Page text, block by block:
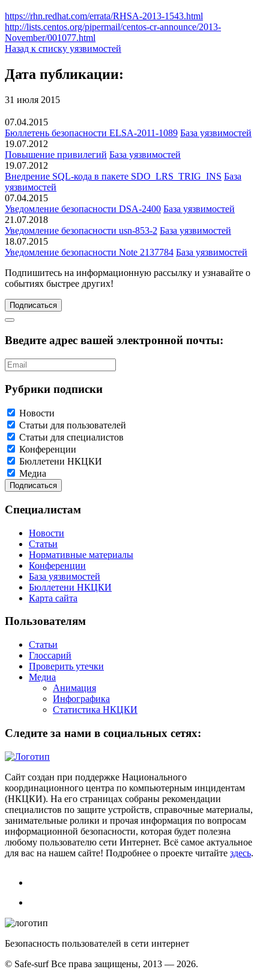
https://rhn.redhat.com/errata/RHSA-2013-1543.html
http://lists.centos.org/pipermail/centos-cr-announce/2013-
November/001077.html
Назад к списку уязвимостей
Дата публикации:
31 июля 2015
07.04.2015
Бюллетень безопасности ELSA-2011-1089 База уязвимостей
19.07.2012
Повышение привилегий База уязвимостей
19.07.2012
Внедрение SQL-кода в пакете SDO_LRS_TRIG_INS База
уязвимостей
07.04.2015
Уведомление безопасности DSA-2400 База уязвимостей
21.07.2018
Уведомление безопасности usn-853-2 База уязвимостей
18.07.2015
Уведомление безопасности Note 2137784 База уязвимостей
Подпишитесь на информационную рассылку и узнавайте о
событиях быстрее других!
Подписаться
Введите адрес вашей электронной почты:
Рубрики подписки
Новости
Статьи для пользователей
Статьи для специалистов
Конференции
Бюллетени НКЦКИ
Медиа
Специалистам
Новости
Статьи
Нормативные материалы
Конференции
База уязвимостей
Бюллетени НКЦКИ
Карта сайта
Пользователям
Статьи
Глоссарий
Проверить утечки
Медиа
Анимация
Инфографика
Статистика НКЦКИ
Следите за нами в социальных сетях:
Сайт создан при поддержке Национального
координационного центра по компьютерным инцидентам
(НКЦКИ). На его страницах собраны рекомендации
специалистов по защите устройств, справочные материалы,
занимательные ролики и прочая информация по вопросам
информационной безопасности, которая будет полезна
любому пользователю сети Интернет. Всё самое актуальное
для вас на нашем сайте! Подробнее о проекте читайте здесь.
Безопасность пользователей в сети интернет
© Safe-surf Все права защищены, 2013 — 2026.